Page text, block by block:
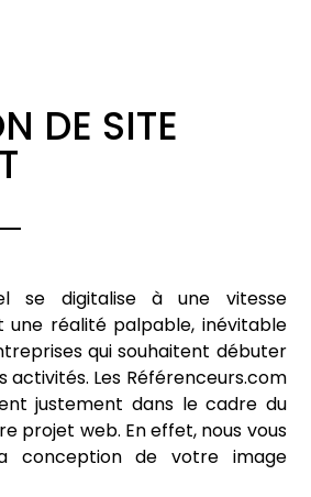
DE SITE
se digitalise à une vitesse
une réalité palpable, inévitable
qui souhaitent débuter
activités. Les Référenceurs.com
justement dans le cadre du
projet web. En effet, nous vous
conception de votre image